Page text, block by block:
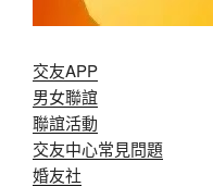
交友APP
男女聯誼
聯誼活動
交友中心常見問題
婚友社